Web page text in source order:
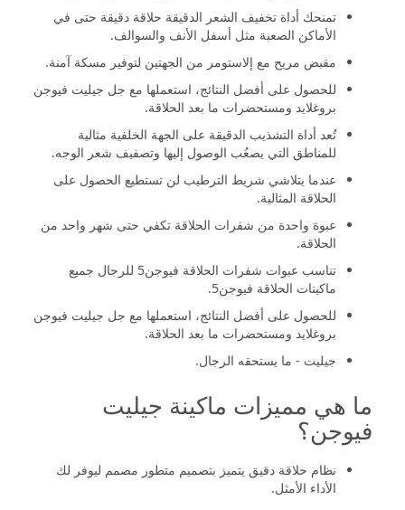
تمنحك أداة تخفيف الشعر الدقيقة حلاقة دقيقة حتى في
الأماكن الصعبة مثل أسفل الأنف والسوالف.
مقبض مريح مع إلاستومر من الجهتين لتوفير مسكة آمنة.
للحصول على أفضل النتائج، استعملها مع جل جيليت فيوجن
بروغلايد ومستحضرات ما بعد الحلاقة.
تُعد أداة التشذيب الدقيقة على الجهة الخلفية مثالية
للمناطق التي يصعُب الوصول إليها وتصفيف شعر الوجه.
عندما يتلاشي شريط الترطيب لن تستطيع الحصول على
الحلاقة المثالية.
عبوة واحدة من شفرات الحلاقة تكفي حتى شهر واحد من
الحلاقة.
تناسب عبوات شفرات الحلاقة فيوجن5 للرجال جميع
ماكينات الحلاقة فيوجن5.
للحصول على أفضل النتائج، استعملها مع جل جيليت فيوجن
بروغلايد ومستحضرات ما بعد الحلاقة.
جيليت - ما يستحقه الرجال.
ما هي مميزات ماكينة جيليت
فيوجن؟
نظام حلاقة دقيق يتميز بتصميم متطور مصمم ليوفر لك
الأداء الأمثل.